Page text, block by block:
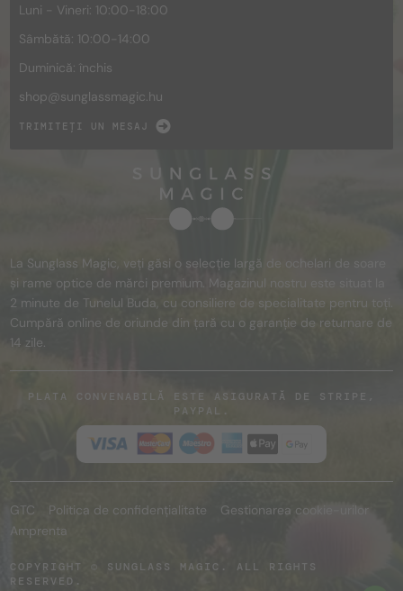
Luni - Vineri: 10:00-18:00
Sâmbătă: 10:00-14:00
Duminică: închis
shop@sunglassmagic.hu
TRIMITEȚI UN MESAJ
La Sunglass Magic, veți găsi o selecție largă de ochelari de soare
și rame optice de mărci premium. Magazinul nostru este situat la
2 minute de Tunelul Buda, cu consiliere de specialitate pentru toți.
Cumpără online de oriunde din țară cu o garanție de returnare de
14 zile.
PLATA CONVENABILĂ ESTE ASIGURATĂ DE STRIPE,
PAYPAL.
GTC Politica de confidențialitate
Gestionarea cookie-urilor
Amprenta
COPYRIGHT © SUNGLASS MAGIC. ALL RIGHTS
RESERVED.